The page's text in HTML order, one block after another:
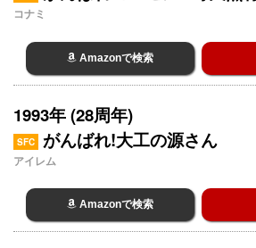
コナミ
Amazonで検索
1993年 (28周年)
SFC がんばれ!大工の源さん
アイレム
Amazonで検索